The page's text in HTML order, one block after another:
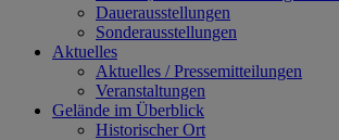
Dauerausstellungen
Sonderausstellungen
Aktuelles
Aktuelles / Pressemitteilungen
Veranstaltungen
Gelände im Überblick
Historischer Ort